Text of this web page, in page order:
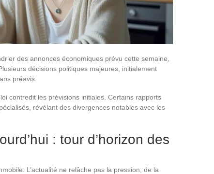
des annonces économiques prévu cette semaine,
décisions politiques majeures, initialement
préavis.
contredit les prévisions initiales. Certains rapports
révélant des divergences notables avec les
: tour d’horizon des
L’actualité ne relâche pas la pression, de la